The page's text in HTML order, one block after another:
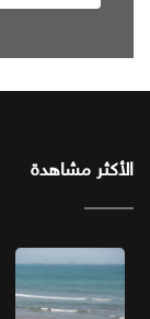
الأكثر مشاهدة